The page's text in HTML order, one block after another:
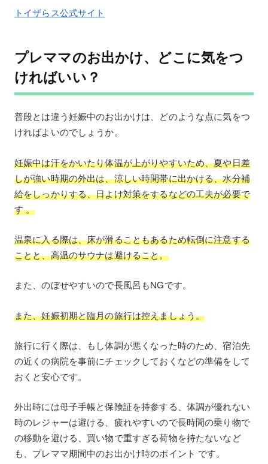
トイザらス公式サイト
プレママのお出かけ、どこに気をつ
ければいい？
普段とは違う妊娠中のお出かけは、どのような点に気をつ
ければよいのでしょうか。
妊娠中は汗をかいたり体温が上がりやすいため、夏や日差
しが強い時期の外出は、涼しい時間帯に出かける、水分補
給をしっかりする、日よけ対策をするなどの工夫が必要で
す 。
温泉に入る際は、床が滑ることもあるため転倒に注意する
ことと、高温のサウナは避けること。
また、のぼせやすいので長風呂もNGです。
また、妊娠初期と臨月の旅行は控えましょう。
旅行に行く際は、もし体調が悪くなった時のため、宿泊先
の近くの病院を事前にチェックしておくなどの準備をして
おくと安心です。
外出時には母子手帳と保険証を持参する、体調が優れない
時のレジャーは避ける、疲れやすいので長時間の乗り物で
の移動を避ける、買い物で重すぎる荷物を持たないなど
も、プレママ期間中のお出かけ時のポイント です。